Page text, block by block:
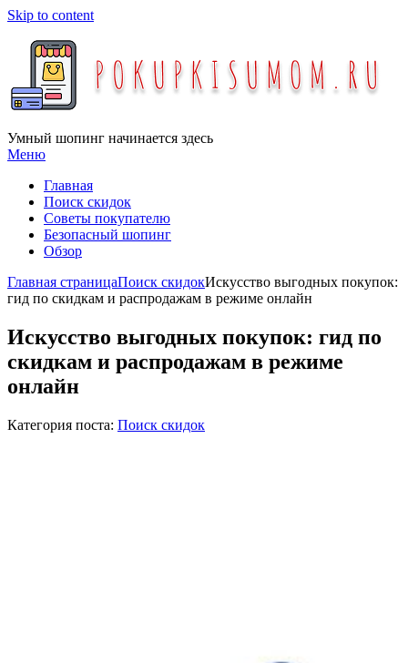
Skip to content
Умный шопинг начинается здесь
Меню
Главная
Поиск скидок
Советы покупателю
Безопасный шопинг
Обзор
Главная страницаПоиск скидокИскусство выгодных покупок:
гид по скидкам и распродажам в режиме онлайн
Искусство выгодных покупок: гид по
скидкам и распродажам в режиме
онлайн
Категория поста: Поиск скидок